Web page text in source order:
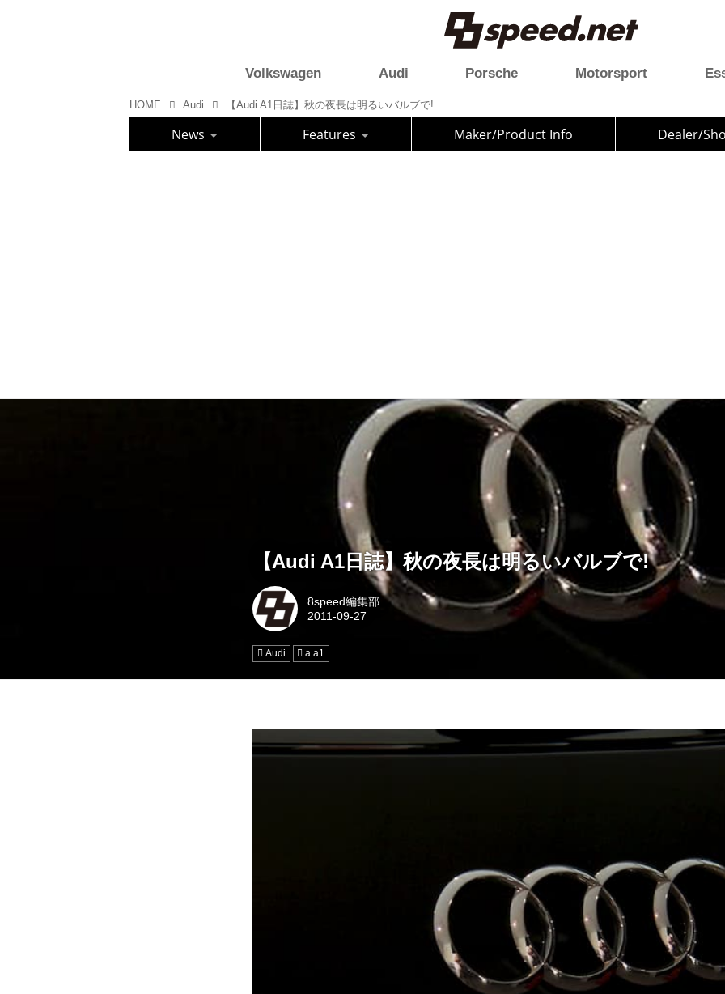
Volkswagen Audi Porsche Motorsport
HOME Audi 【Audi A1日誌】秋の夜長は明るいバルブで!
News Features Maker/Product Info Dealer/
【Audi A1日誌】秋の夜長は明るいバルブで!
8speed編集部
Audi a a1